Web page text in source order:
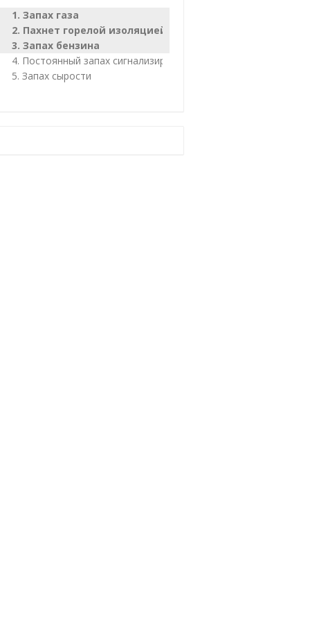
Запах газа
Пахнет горелой изоляцией
Запах бензина
Постоянный запах сигнализирует о скорой поломке
Запах сырости